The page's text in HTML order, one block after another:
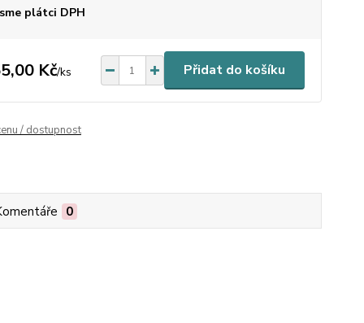
plátci DPH
Kč/ks Přidat do košíku
/ dostupnost
0